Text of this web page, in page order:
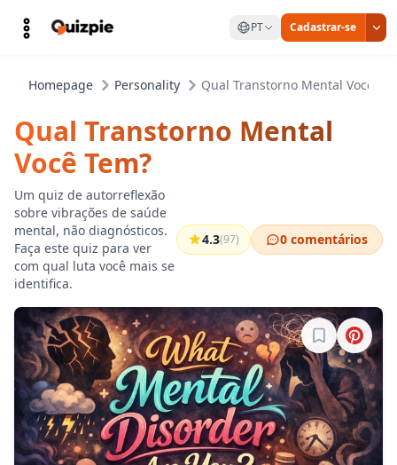
PT Cadastrar-se
Homepage Personality Qual Transtorno Mental Você
Qual Transtorno Mental
Você Tem?
Um quiz de autorreflexão
sobre vibrações de saúde
mental, não diagnósticos.
Faça este quiz para ver
com qual luta você mais se
identifica.
4.3(97) 0 comentários
Entre para